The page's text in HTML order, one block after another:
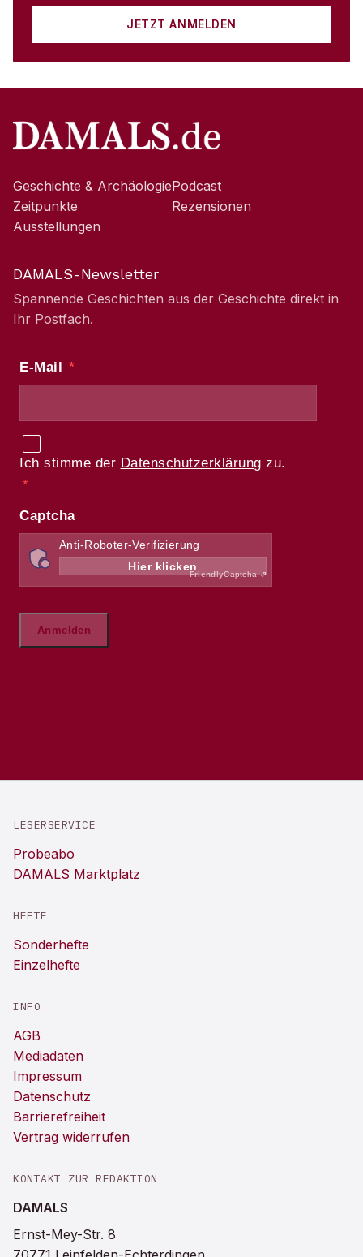
JETZT ANMELDEN
Geschichte & Archäologie
Zeitpunkte
Ausstellungen
Podcast
Rezensionen
DAMALS-Newsletter
Spannende Geschichten aus der Geschichte direkt in
Ihr Postfach.
LESERSERVICE
Probeabo
DAMALS Marktplatz
HEFTE
Sonderhefte
Einzelhefte
INFO
AGB
Mediadaten
Impressum
Datenschutz
Barrierefreiheit
Vertrag widerrufen
KONTAKT ZUR REDAKTION
DAMALS
Ernst-Mey-Str. 8